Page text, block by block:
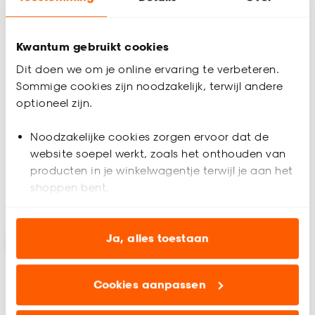
Kwantum gebruikt cookies
Dit doen we om je online ervaring te verbeteren.
Sommige cookies zijn noodzakelijk, terwijl andere
optioneel zijn.
Noodzakelijke cookies zorgen ervoor dat de
website soepel werkt, zoals het onthouden van
producten in je winkelwagentje terwijl je aan het
shoppen bent.
Analytische cookies (optioneel) helpen ons de
website te verbeteren voor jou en al onze andere
Marketing cookies (optioneel) laten jou
relevante informatie en aanbiedingen zien op
Ja, alles toestaan
Cookies aanpassen
Deurmat Stryker
(0)
65.
-
Deurmat Leopardo
4.7 7
34.
-